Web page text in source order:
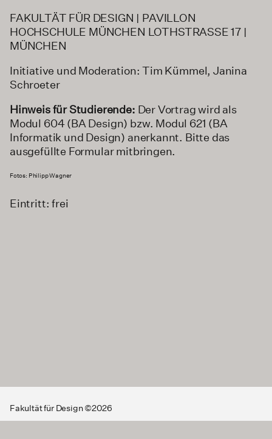
FAKULTÄT FÜR DESIGN | PAVILLON
HOCHSCHULE MÜNCHEN LOTHSTRASSE 17 |
MÜNCHEN
Initiative und Moderation: Tim Kümmel, Janina
Schroeter
Hinweis für Studierende: Der Vortrag wird als
Modul 604 (BA Design) bzw. Modul 621 (BA
Informatik und Design) anerkannt. Bitte das
ausgefüllte Formular mitbringen.
Fotos: Philipp Wagner
Eintritt: frei
Fakultät für Design ©2026